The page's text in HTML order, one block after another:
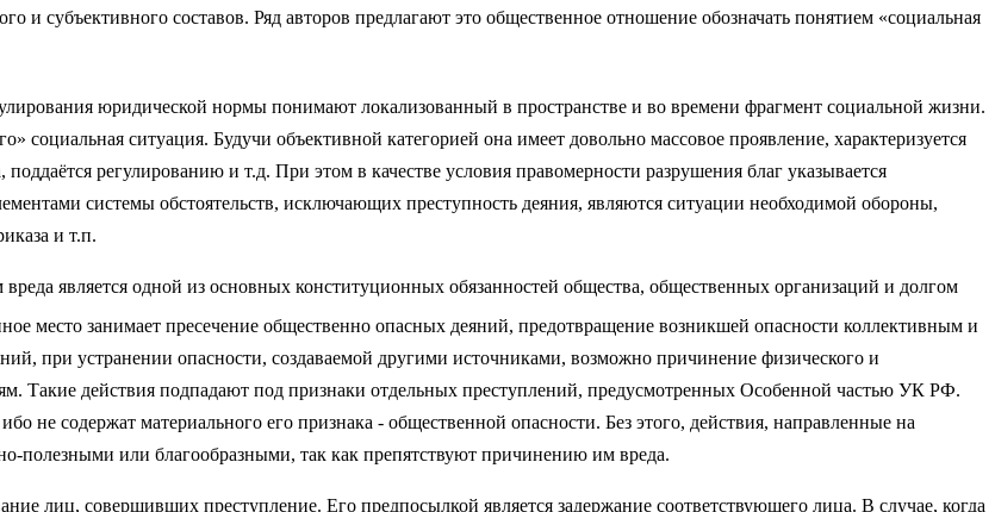
и субъективного составов. Ряд авторов предлагают это общественное отношение обозначать понятием «социальная
юридической нормы понимают локализованный в пространстве и во времени фрагмент социальной жизни.
социальная ситуация. Будучи объективной категорией она имеет довольно массовое проявление, характеризуется
регулированию и т.д. При этом в качестве условия правомерности разрушения благ указывается
системы обстоятельств, исключающих преступность деяния, являются ситуации необходимой обороны,
и т.п.
является одной из основных конституционных обязанностей общества, общественных организаций и долгом
место занимает пресечение общественно опасных деяний, предотвращение возникшей опасности коллективным и
при устранении опасности, создаваемой другими источниками, возможно причинение физического и
Такие действия подпадают под признаки отдельных преступлений, предусмотренных Особенной частью УК РФ.
не содержат материального его признака - общественной опасности. Без этого, действия, направленные на
полезными или благообразными, так как препятствуют причинению им вреда.
лиц, совершивших преступление. Его предпосылкой является задержание соответствующего лица. В случае, когда